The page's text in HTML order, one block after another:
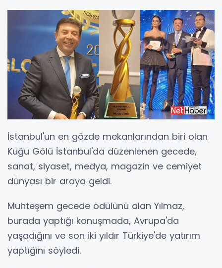
İstanbul'un en gözde mekanlarından biri olan
Kuğu Gölü İstanbul'da düzenlenen gecede,
sanat, siyaset, medya, magazin ve cemiyet
dünyası bir araya geldi.
Muhteşem gecede ödülünü alan Yılmaz,
burada yaptığı konuşmada, Avrupa'da
yaşadığını ve son iki yıldır Türkiye'de yatırım
yaptığını söyledi.